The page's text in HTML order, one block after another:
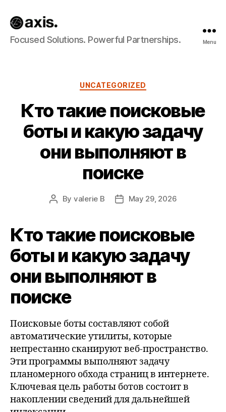
Axis
Builds
Focused Solutions. Powerful Partnerships. Menu
Categories
UNCATEGORIZED
Кто такие поисковые
боты и какую задачу
они выполняют в
поиске
Post
By valerie B
PostMay 29, 2026
Кто такие поисковые
боты и какую задачу
они выполняют в
поиске
Поисковые боты составляют собой
автоматические утилиты, которые
непрестанно сканируют веб-пространство.
Эти программы выполняют задачу
планомерного обхода страниц в интернете.
Ключевая цель работы ботов состоит в
накоплении сведений для дальнейшей